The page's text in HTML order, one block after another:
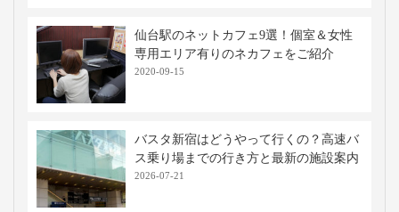
仙台駅のネットカフェ9選！個室＆女性
専用エリア有りのネカフェをご紹介
2020-09-15
バスタ新宿はどうやって行くの？高速バ
ス乗り場までの行き方と最新の施設案内
2026-07-21